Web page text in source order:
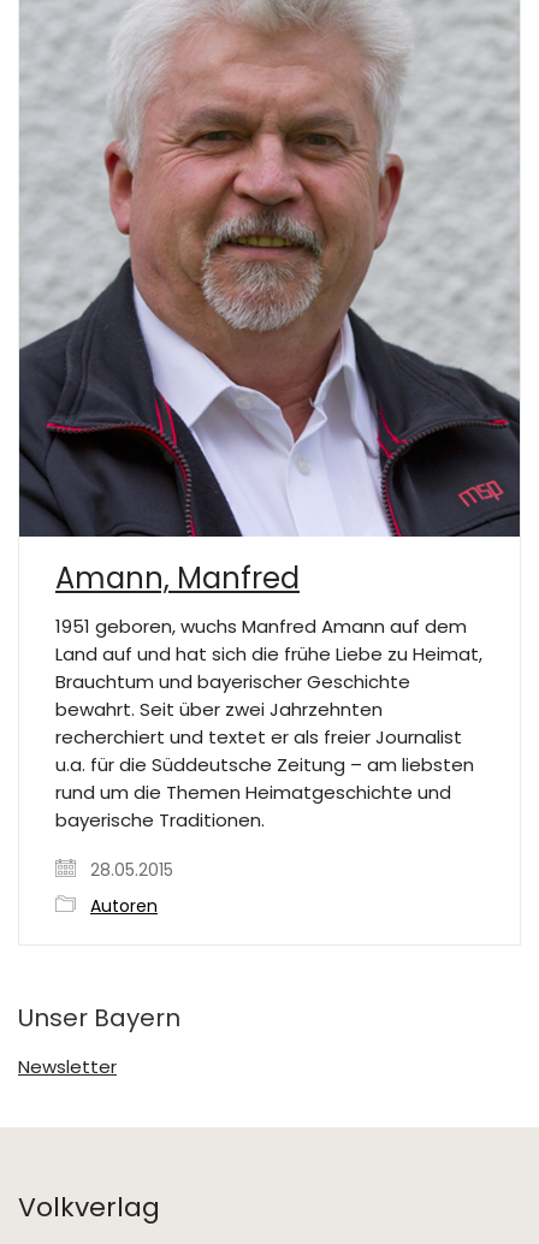
Amann, Manfred
1951 geboren, wuchs Manfred Amann auf dem
Land auf und hat sich die frühe Liebe zu Heimat,
Brauchtum und bayerischer Geschichte
bewahrt. Seit über zwei Jahrzehnten
recherchiert und textet er als freier Journalist
u.a. für die Süddeutsche Zeitung – am liebsten
rund um die Themen Heimatgeschichte und
bayerische Traditionen.
28.05.2015
Autoren
Unser Bayern
Newsletter
Volkverlag